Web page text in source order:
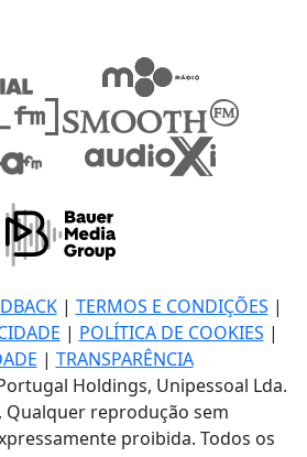
| TERMOS E CONDIÇÕES |
| POLÍTICA DE COOKIES |
| TRANSPARÊNCIA
Holdings, Unipessoal Lda.
Qualquer reprodução sem
proibida. Todos os